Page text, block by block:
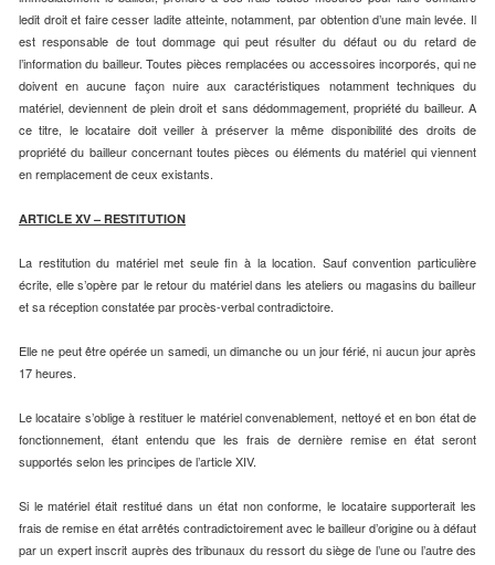
ledit droit et faire cesser ladite atteinte, notamment, par obtention d’une main levée. Il
est responsable de tout dommage qui peut résulter du défaut ou du retard de
l’information du bailleur. Toutes pièces remplacées ou accessoires incorporés, qui ne
doivent en aucune façon nuire aux caractéristiques notamment techniques du
matériel, deviennent de plein droit et sans dédommagement, propriété du bailleur. A
ce titre, le locataire doit veiller à préserver la même disponibilité des droits de
propriété du bailleur concernant toutes pièces ou éléments du matériel qui viennent
en remplacement de ceux existants.
ARTICLE XV – RESTITUTION
La restitution du matériel met seule fin à la location. Sauf convention particulière
écrite, elle s’opère par le retour du matériel dans les ateliers ou magasins du bailleur
et sa réception constatée par procès-verbal contradictoire.
Elle ne peut être opérée un samedi, un dimanche ou un jour férié, ni aucun jour après
17 heures.
Le locataire s’oblige à restituer le matériel convenablement, nettoyé et en bon état de
fonctionnement, étant entendu que les frais de dernière remise en état seront
supportés selon les principes de l’article XIV.
Si le matériel était restitué dans un état non conforme, le locataire supporterait les
frais de remise en état arrêtés contradictoirement avec le bailleur d’origine ou à défaut
par un expert inscrit auprès des tribunaux du ressort du siège de l’une ou l’autre des